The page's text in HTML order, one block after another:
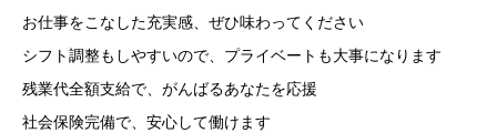
お仕事をこなした充実感、ぜひ味わってください
シフト調整もしやすいので、プライベートも大事になります
残業代全額支給で、がんばるあなたを応援
社会保険完備で、安心して働けます